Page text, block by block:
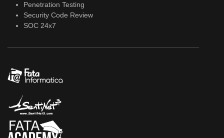
Penetration Testing
Security Code Review
SOC 24x7